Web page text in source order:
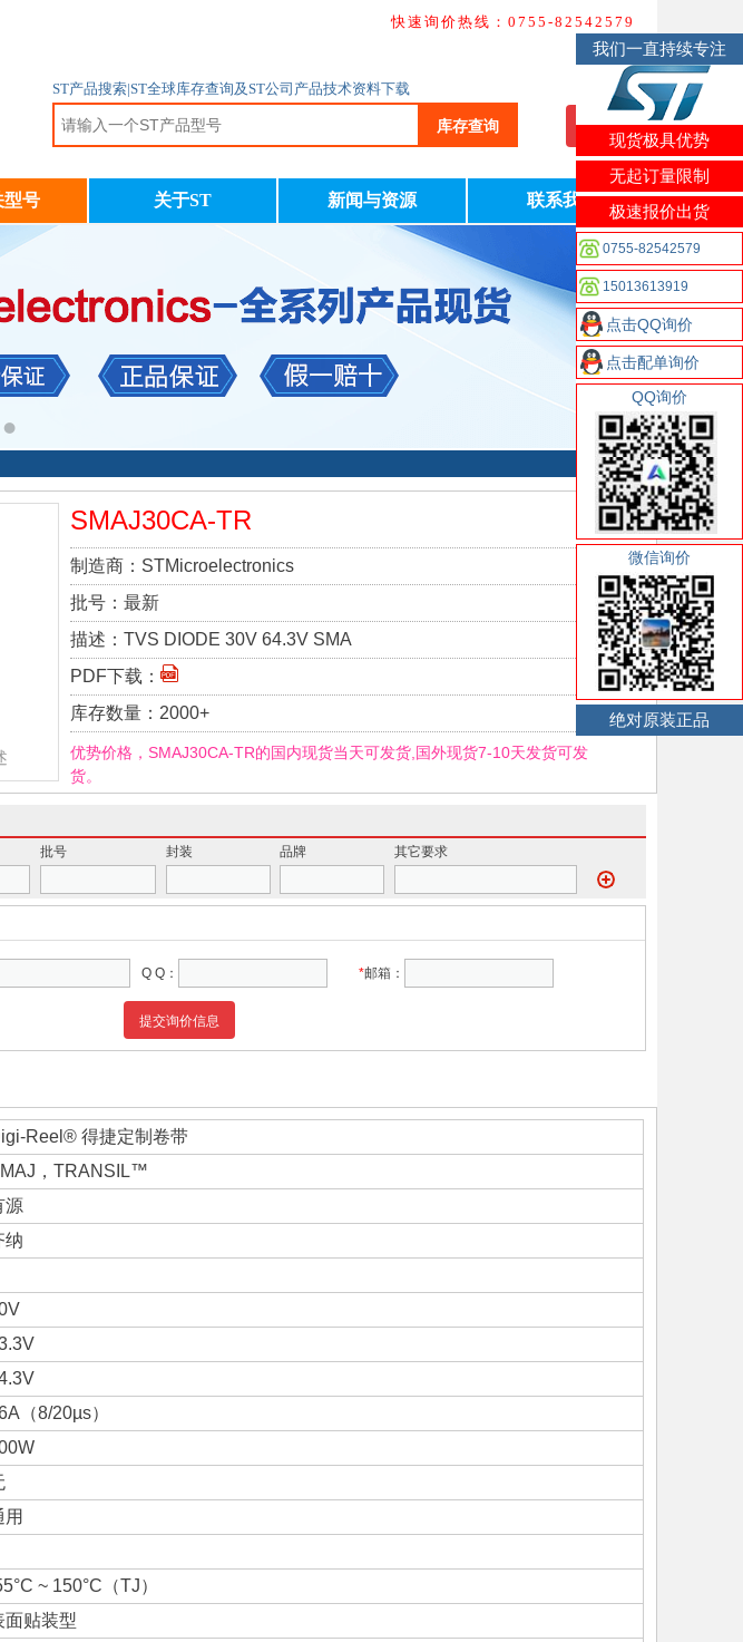
快速询价热线：0755-82542579
ST产品搜索|ST全球库存查询及ST公司产品技术资料下载
库存查询 我要询价
型号 关于ST 新闻与资源 联系我们
SMAJ30CA-TR
制造商： STMicroelectronics
批号： 最新
描述： TVS DIODE 30V 64.3V SMA
PDF下载：
库存数量： 2000+
优势价格，SMAJ30CA-TR的国内现货当天可发货,国外现货7-10天发货可发
货。
批号 封装 品牌 其它要求
Q Q： *邮箱：
提交询价信息
Reel® 得捷定制卷带
，TRANSIL™
源
纳
（8/20µs）
用
~ 150°C（TJ）
面贴装型
我们一直持续专注
现货极具优势
无起订量限制
极速报价出货
0755-82542579
15013613919
点击QQ询价
点击配单询价
QQ询价
微信询价
绝对原装正品